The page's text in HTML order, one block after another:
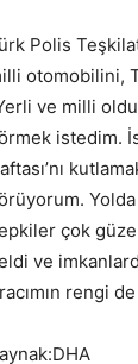
Polis
otomobilini,
ve milli
istedim.
çok
ve
rengi